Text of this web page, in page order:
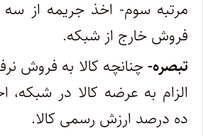
مرتبه سوم- اخذ جریمه از سه
فروش خارج از شبکه.
تبصره-چنانچه کالا به فروش
الزام به عرضه کالا در شبکه،
ده درصد ارزش رسمی کالا.